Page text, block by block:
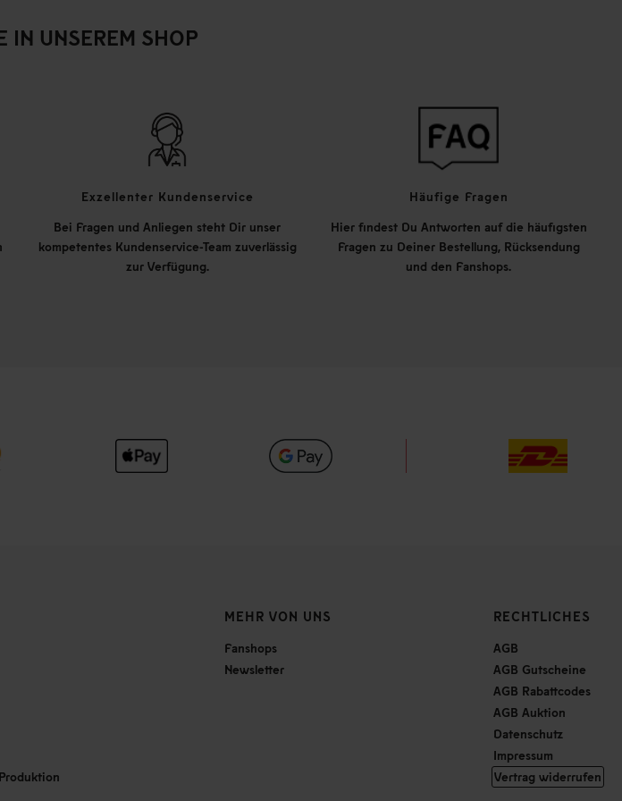
IN UNSEREM SHOP
Exzellenter Kundenservice
Bei Fragen und Anliegen steht Dir unser
kompetentes Kundenservice-Team zuverlässig
zur Verfügung.
Häufige Fragen
Hier findest Du Antworten auf die häufigsten
Fragen zu Deiner Bestellung, Rücksendung
und den Fanshops.
MEHR VON UNS
Fanshops
Newsletter
RECHTLICHES
AGB
AGB Gutscheine
AGB Rabattcodes
AGB Auktion
Datenschutz
Impressum
Vertrag widerrufen